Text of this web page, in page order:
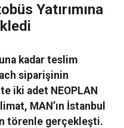
Yatırımına
kadar teslim
siparişinin
iki adet NEOPLAN
MAN’ın İstanbul
törenle gerçekleşti.